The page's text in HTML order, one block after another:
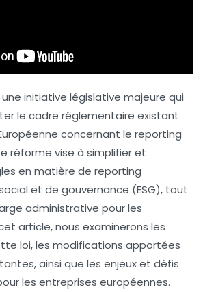
initiative législative majeure qui
le cadre réglementaire existant
concernant le reporting
réforme vise à simplifier et
en matière de reporting
et de gouvernance (ESG), tout
administrative pour les
article, nous examinerons les
loi, les modifications apportées
ainsi que les enjeux et défis
les entreprises européennes.